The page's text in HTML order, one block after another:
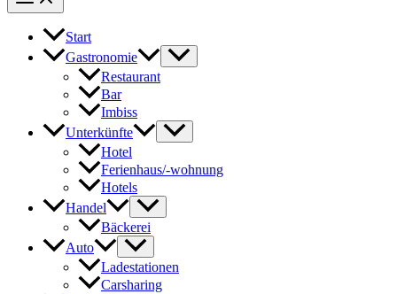
Start
Gastronomie
Restaurant
Bar
Imbiss
Unterkünfte
Hotel
Ferienhaus/-wohnung
Hotels
Handel
Bäckerei
Auto
Ladestationen
Carsharing